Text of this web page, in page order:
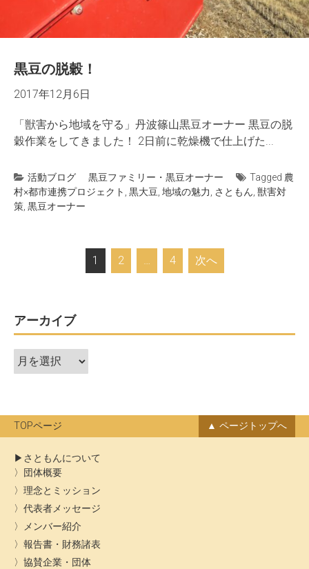
黒豆の脱穀！
2017年12月6日
「獣害から地域を守る」丹波篠山黒豆オーナー 黒豆の脱
穀作業をしてきました！ 2日前に乾燥機で仕上げた...
活動ブログ 黒豆ファミリー・黒豆オーナー Tagged 農
村×都市連携プロジェクト 黒大豆 地域の魅力 さともん 獣害対
策 黒豆オーナー
ビ
ゲ
ー
ン
1 2 … 4 次へ
アーカイブ
ア
ー
ブ
TOPページ ページトップへ
さともんについて
団体概要
理念とミッション
代表者メッセージ
メンバー紹介
報告書・財務諸表
協賛企業・団体